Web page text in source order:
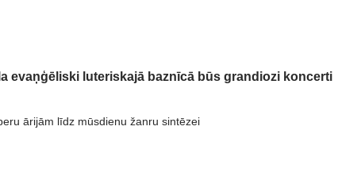
evaņģēliski luteriskajā baznīcā būs grandiozi koncerti
ārijām līdz mūsdienu žanru sintēzei